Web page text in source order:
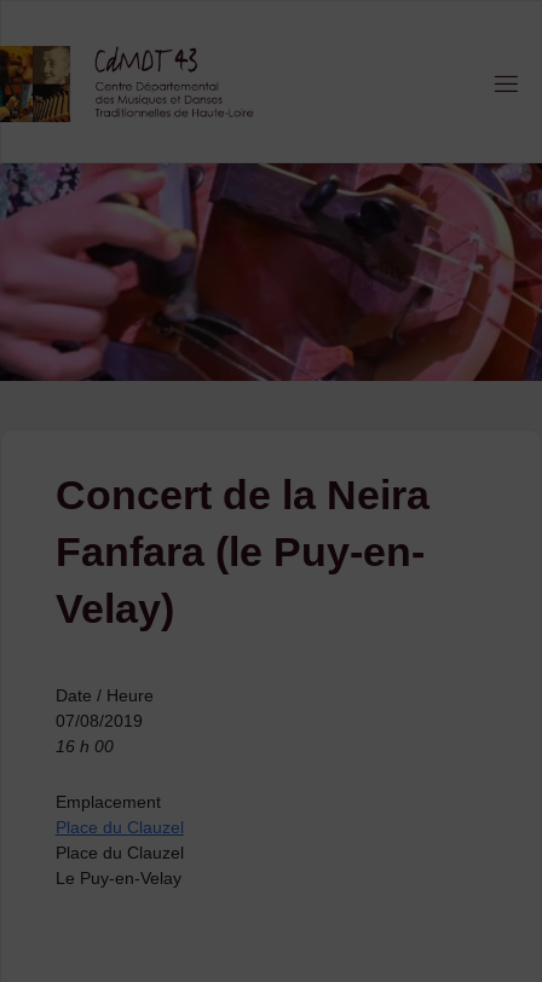
content
Concert de la Neira
Fanfara (le Puy-en-
Velay)
Date / Heure
07/08/2019
16 h 00
Emplacement
Place du Clauzel
Place du Clauzel
Le Puy-en-Velay